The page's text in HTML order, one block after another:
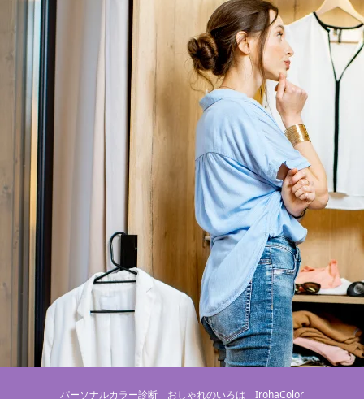
パーソナルカラー診断 おしゃれのいろは IrohaColor